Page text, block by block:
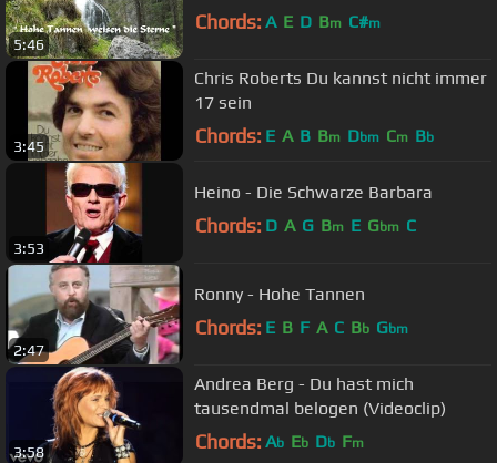
5:46
Chords: A E D Bm C#m
3:45
Chris Roberts Du kannst nicht immer
17 sein
Chords: E A B Bm Dbm Cm Bb
3:53
Heino - Die Schwarze Barbara
Chords: D A G Bm E Gbm C
2:47
Ronny - Hohe Tannen
Chords: E B F A C Bb Gbm
3:58
Andrea Berg - Du hast mich
tausendmal belogen (Videoclip)
Chords: Ab Eb Db Fm